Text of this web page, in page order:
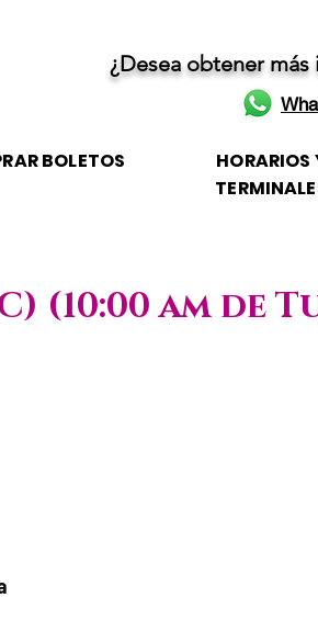
¿Desea obtener
BOLETOS
HORARIOS
(10:00 am de